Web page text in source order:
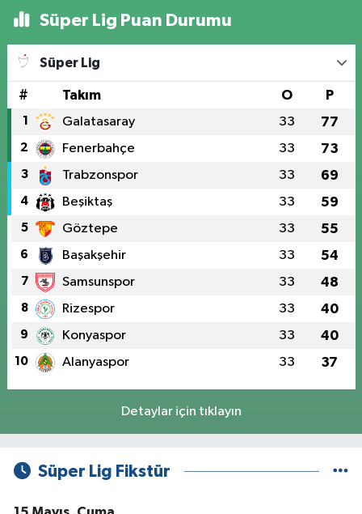
Süper Lig Puan Durumu
Süper Lig
# Takım O P
1 Galatasaray 33 77
2 Fenerbahçe 33 73
3 Trabzonspor 33 69
4 Beşiktaş 33 59
5 Göztepe 33 55
6 Başakşehir 33 54
7 Samsunspor 33 48
8 Rizespor 33 40
9 Konyaspor 33 40
10 Alanyaspor 33 37
Detaylar için tıklayın
Süper Lig Fikstür